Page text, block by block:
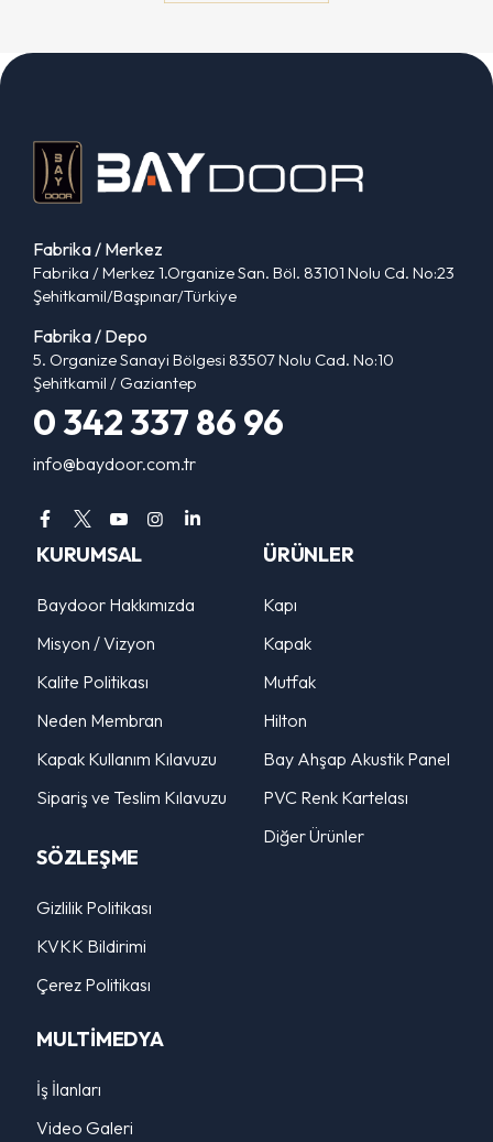
Fabrika / Merkez
Fabrika / Merkez 1.Organize San. Böl. 83101 Nolu Cd. No:23
Şehitkamil/Başpınar/Türkiye
Fabrika / Depo
5. Organize Sanayi Bölgesi 83507 Nolu Cad. No:10
Şehitkamil / Gaziantep
0 342 337 86 96
info@baydoor.com.tr
KURUMSAL
Baydoor Hakkımızda
Misyon / Vizyon
Kalite Politikası
Neden Membran
Kapak Kullanım Kılavuzu
Sipariş ve Teslim Kılavuzu
SÖZLEŞME
Gizlilik Politikası
KVKK Bildirimi
Çerez Politikası
ÜRÜNLER
Kapı
Kapak
Mutfak
Hilton
Bay Ahşap Akustik Panel
PVC Renk Kartelası
Diğer Ürünler
MULTİMEDYA
İş İlanları
Video Galeri